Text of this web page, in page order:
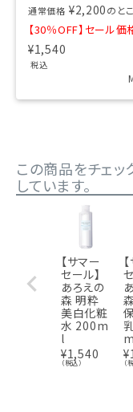
通常価格 ¥2,200のと
【30％OFF】セール価
¥1,540
税込
この商品をチェッ
しています。
【サマー
セール】
あろえの
森 明粋
美白化粧
水 200m
l
¥1,540
（税込）
¥
（